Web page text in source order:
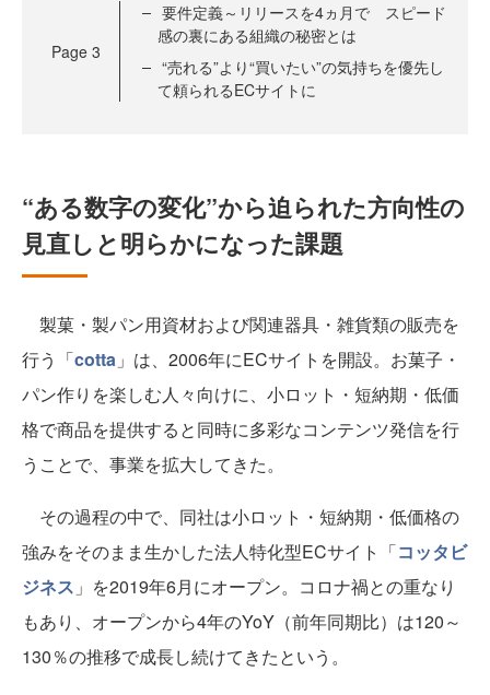
Page 3
要件定義～リリースを4ヵ月で スピード
感の裏にある組織の秘密とは
“売れる”より“買いたい”の気持ちを優先し
て頼られるECサイトに
“ある数字の変化”から迫られた方向性の
見直しと明らかになった課題
製菓・製パン用資材および関連器具・雑貨類の販売を
行う「cotta 」は、2006年にECサイトを開設。お菓子・
パン作りを楽しむ人々向けに、小ロット・短納期・低価
格で商品を提供すると同時に多彩なコンテンツ発信を行
うことで、事業を拡大してきた。
その過程の中で、同社は小ロット・短納期・低価格の
強みをそのまま生かした法人特化型ECサイト「コッタビ
ジネス 」を2019年6月にオープン。コロナ禍との重なり
もあり、オープンから4年のYoY（前年同期比）は120～
130％の推移で成長し続けてきたという。